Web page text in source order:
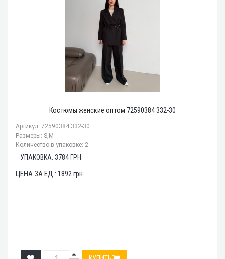
Костюмы женские оптом 72590384 332-30
Артикул: 72590384 332-30
Размеры: S,M
Количество в упаковке: 2
УПАКОВКА: 3784 ГРН.
ЦЕНА ЗА ЕД.: 1892грн.